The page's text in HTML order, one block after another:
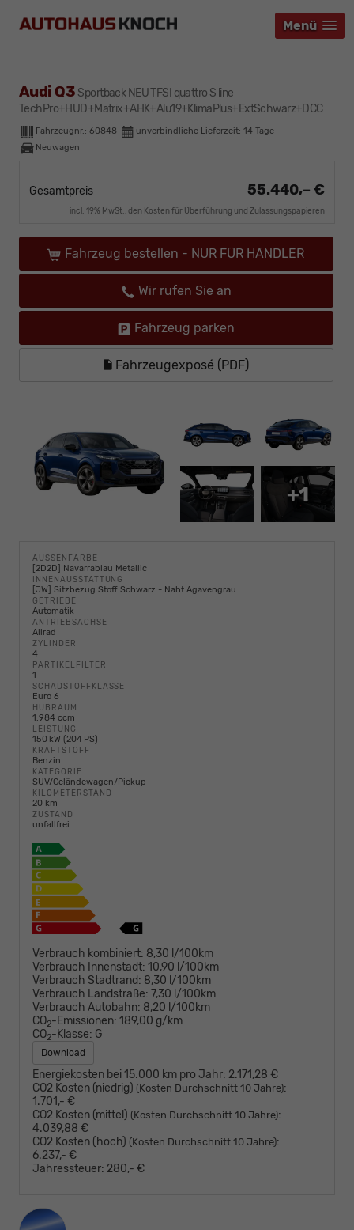
Menü
Menü
Menü
Audi Q3 Sportback NEU TFSI quattro S line
TechPro+HUD+Matrix+AHK+Alu19+KlimaPlus+ExtSchwarz+DCC
Fahrzeugnr.: 60848 unverbindliche Lieferzeit: 14 Tage
Neuwagen
Gesamtpreis 55.440,– €
incl. 19% MwSt., den Kosten für Überführung und Zulassungspapieren
Fahrzeug bestellen - NUR FÜR HÄNDLER
Wir rufen Sie an
Fahrzeug parken
Fahrzeugexposé (PDF)
+1
AUSSENFARBE
[2D2D] Navarrablau Metallic
INNENAUSSTATTUNG
[JW] Sitzbezug Stoff Schwarz - Naht Agavengrau
GETRIEBE
Automatik
ANTRIEBSACHSE
Allrad
ZYLINDER
4
PARTIKELFILTER
1
SCHADSTOFFKLASSE
Euro 6
HUBRAUM
1.984 ccm
LEISTUNG
150 kW (204 PS)
KRAFTSTOFF
Benzin
KATEGORIE
SUV/Geländewagen/Pickup
KILOMETERSTAND
20 km
ZUSTAND
unfallfrei
Verbrauch kombiniert: 8,30 l/100km
Verbrauch Innenstadt: 10,90 l/100km
Verbrauch Stadtrand: 8,30 l/100km
Verbrauch Landstraße: 7,30 l/100km
Verbrauch Autobahn: 8,20 l/100km
CO2-Emissionen: 189,00 g/km
CO2-Klasse: G
Download
Energiekosten bei 15.000 km pro Jahr: 2.171,28 €
CO2 Kosten (niedrig) (Kosten Durchschnitt 10 Jahre):
1.701,- €
CO2 Kosten (mittel) (Kosten Durchschnitt 10 Jahre):
4.039,88 €
CO2 Kosten (hoch) (Kosten Durchschnitt 10 Jahre):
6.237,- €
Jahressteuer: 280,- €